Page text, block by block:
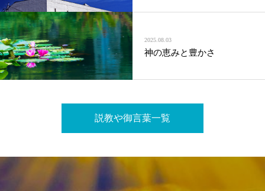
2025.08.03
神の恵みと豊かさ
説教や御言葉一覧